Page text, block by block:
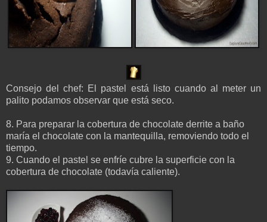
Consejo del chef: El pastel está listo cuando al meter un
palito podamos observar que está seco.
8. Para preparar la cobertura de chocolate derrite a baño
maría el chocolate con la mantequilla, removiendo todo el
tiempo.
9. Cuando el pastel se enfríe cubre la superficie con la
cobertura de chocolate (todavía caliente).